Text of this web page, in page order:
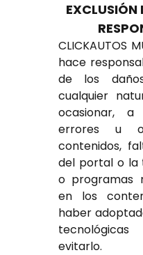
EXCLUSIÓN
CLICKAUTOS
hace
de los
cualquier
ocasionar, a
errores u
contenidos,
del portal o la
o programas
en los
haber
evitarlo.